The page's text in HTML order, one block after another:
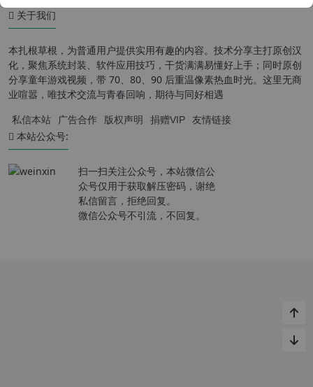
关于我们
本扎根草根，为普通用户提供实用有趣的内容。技术分享主打原创汉
化，聚焦系统封装、软件应用技巧，干货满满易懂好上手；同时原创
分享童年游戏视频，带 70、80、90 后重温像素热血时光。这里无商
业喧嚣，唯技术交流与青春回响，期待与同好相遇
私信本站 广告合作 版权声明 捐赠VIP 友情链接
本站公众号:
扫一扫关注公众号，本站微信公
众号仅用于获取解压密码，谢绝
私信留言，拒绝回复。
微信公众号不引流，不回复。